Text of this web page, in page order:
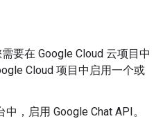
要在 Google Cloud 云项目中
Cloud 项目中启用一个或
，启用 Google Chat API。